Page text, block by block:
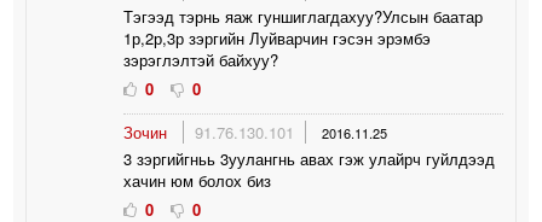
Тэгээд тэрнь яаж гуншиглагдахуу?Улсын баатар
1р,2р,3р зэргийн Луйварчин гэсэн эрэмбэ
зэрэглэлтэй байхуу?
0
0
Зочин
91.76.130.101 2016.11.25
3 зэргийгньь 3уулангнь авах гэж улайрч гуйлдээд
хачин юм болох биз
0
0